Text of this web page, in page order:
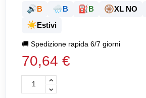
🔊B 🌧️B ⛽B 🛞XL NO
☀️Estivi
🚚Spedizione rapida 6/7 giorni
70,64 €